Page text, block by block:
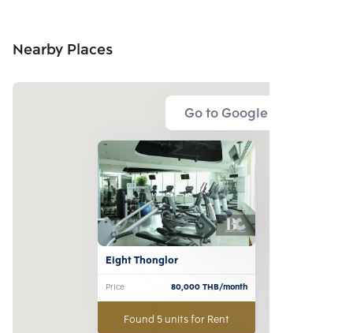
Nearby Places
Go to Google Map
Eight Thonglor
Price 80,000THB/month
Found 5 units for Rent